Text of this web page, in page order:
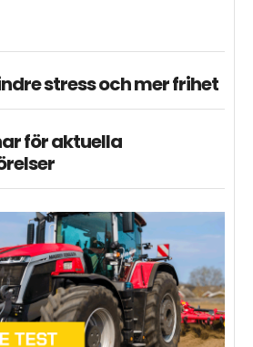
stress och mer frihet
för aktuella